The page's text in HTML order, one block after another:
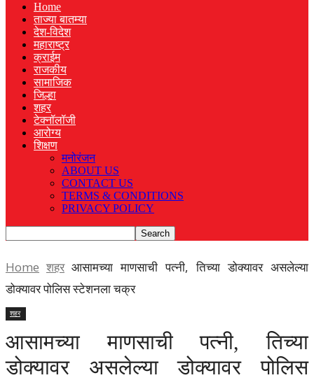
Home
ताज्या बातम्या
देश-विदेश
महाराष्ट्र
क्राईम
राजकीय
सामाजिक
जिल्हा
शहर
टेक्नॉलॉजी
आरोग्य
शिक्षण
मनोरंजन
ABOUT US
CONTACT US
TERMS & CONDITIONS
PRIVACY POLICY
Home शहर आसामच्या माणसाची पत्नी, तिच्या डोक्यावर असलेल्या
डोक्यावर पोलिस स्टेशनला चक्र
शहर
आसामच्या माणसाची पत्नी, तिच्या
डोक्यावर असलेल्या डोक्यावर पोलिस